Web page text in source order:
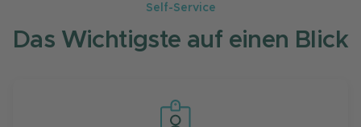
Self-Service
Das Wichtigste auf einen Blick